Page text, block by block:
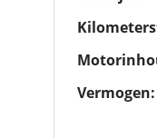
Vermogen: